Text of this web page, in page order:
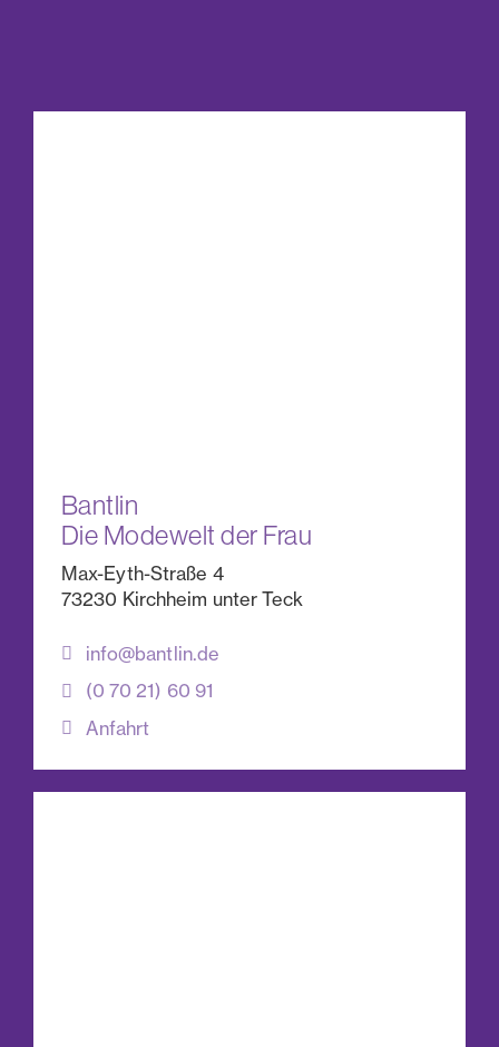
Bantlin
Die Modewelt der Frau
Max-Eyth-Straße 4
73230 Kirchheim unter Teck
info@bantlin.de
(0 70 21) 60 91
Anfahrt